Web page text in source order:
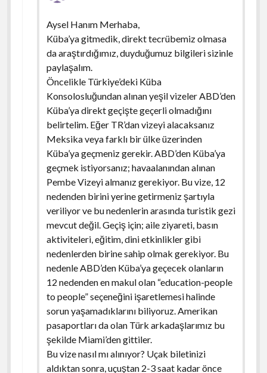
Aysel Hanım Merhaba,
Küba’ya gitmedik, direkt tecrübemiz olmasa
da araştırdığımız, duyduğumuz bilgileri sizinle
paylaşalım.
Öncelikle Türkiye’deki Küba
Konsolosluğundan alınan yeşil vizeler ABD’den
Küba’ya direkt geçişte geçerli olmadığını
belirtelim. Eğer TR’dan vizeyi alacaksanız
Meksika veya farklı bir ülke üzerinden
Küba’ya geçmeniz gerekir. ABD’den Küba’ya
geçmek istiyorsanız; havaalanından alınan
Pembe Vizeyi almanız gerekiyor. Bu vize, 12
nedenden birini yerine getirmeniz şartıyla
veriliyor ve bu nedenlerin arasında turistik gezi
mevcut değil. Geçiş için; aile ziyareti, basın
aktiviteleri, eğitim, dini etkinlikler gibi
nedenlerden birine sahip olmak gerekiyor. Bu
nedenle ABD’den Küba’ya geçecek olanların
12 nedenden en makul olan “education-people
to people” seçeneğini işaretlemesi halinde
sorun yaşamadıklarını biliyoruz. Amerikan
pasaportları da olan Türk arkadaşlarımız bu
şekilde Miami’den gittiler.
Bu vize nasıl mı alınıyor? Uçak biletinizi
aldıktan sonra, uçuştan 2-3 saat kadar önce